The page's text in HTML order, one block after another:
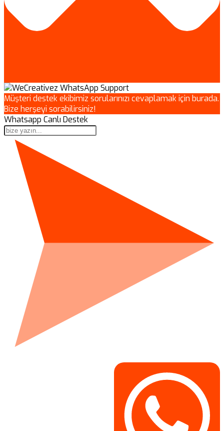
Müşteri destek ekibimiz sorularınızı cevaplamak için burada.
Bize herşeyi sorabilirsiniz!
Whatsapp Canlı Destek